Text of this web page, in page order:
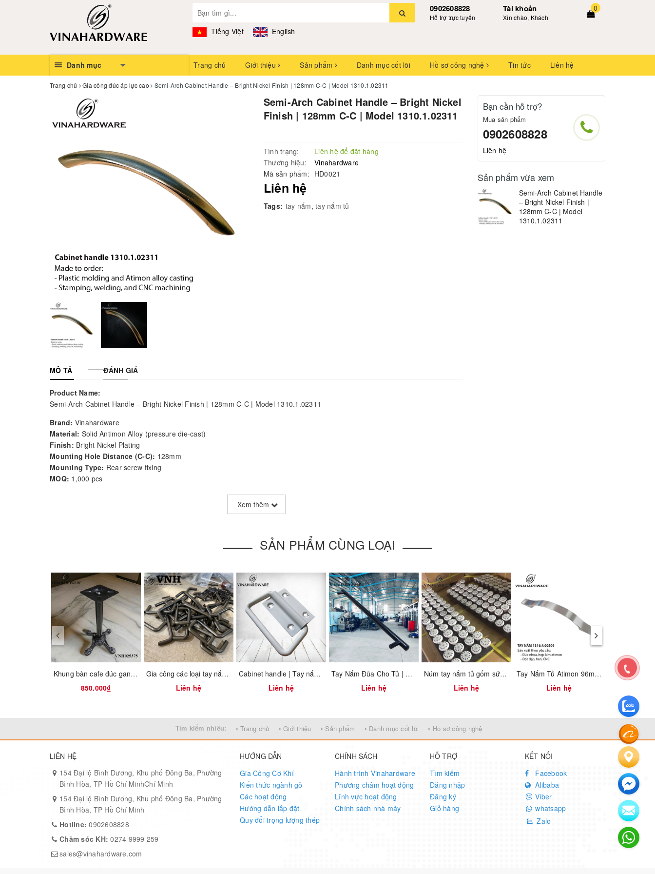
Tiếng Việt English
0902608828
Hỗ trợ trực tuyến
Tài khoản
Xin chào, Khách
0
Danh mục Trang chủ Giới thiệu Sản phẩm Danh mục cốt lõi Hồ sơ công nghệ Tin tức Liên hệ
Trang chủ Gia công đúc áp lực cao Semi-Arch Cabinet Handle – Bright Nickel Finish | 128mm C-C | Model 1310.1.02311
Semi-Arch Cabinet Handle – Bright Nickel
Finish | 128mm C-C | Model 1310.1.02311
Tình trạng:
Liên hệ để đặt hàng
Thương hiệu:
Vinahardware
Mã sản phẩm: HD0021
Liên hệ
Tags: tay nắm, tay nắm tủ
MÔ TẢ ĐÁNH GIÁ
Product Name:
Semi-Arch Cabinet Handle – Bright Nickel Finish | 128mm C-C | Model 1310.1.02311
Brand: Vinahardware
Material: Solid Antimon Alloy (pressure die-cast)
Finish: Bright Nickel Plating
Mounting Hole Distance (C-C): 128mm
Mounting Type: Rear screw fixing
MOQ: 1,000 pcs
Available (custom finish, logo, size, and packaging)
with smooth rounded edges,
nickel coating, it offers a minimalist yet sophisticated touch to contemporary furniture.
Its polished look enhances clean lines, while the ergonomic curvature provides a comfortable grip for frequent use.
Key Features:
Material : Solid antimon alloy for strength and longevity
Finish: Bright nickel – modern, sleek, and resistant to tarnish
Product Specifications:
Item Details
Model No. 1310.1.02311
Material
Surface Finish
Xem thêm
Bạn cần hỗ trợ?
Mua sản phẩm
0902608828
Liên hệ
Sản phẩm vừa xem
Semi-Arch Cabinet Handle
– Bright Nickel Finish |
128mm C-C | Model
1310.1.02311
SẢN PHẨM CÙNG LOẠI
Khung bàn cafe đúc gang Vinahardware
850.000₫
Gia công các loại tay nắm tủ
Liên hệ
Cabinet handle | Tay nắm tủ sơn tĩnh điện trắng HD4060ZH
Liên hệ
Tay Nắm Đũa Cho Tủ | Stick Cabinet Handle
Liên hệ
Núm tay nắm tủ gốm sứ / Ceramic cabinet knobs
Liên hệ
Tay Nắm Tủ Atimon 96mm 1316.4.00509
Liên hệ
Tìm kiếm nhiều: • Trang chủ • Giới thiệu • Sản phẩm • Danh mục cốt lõi • Hồ sơ công nghệ
LIÊN HỆ
154 Đại lộ Bình Dương, Khu phố Đông Ba, Phường
Bình Hòa, TP Hồ Chí MinhChí Minh
154 Đại lộ Bình Dương, Khu phố Đông Ba, Phường
Bình Hòa, TP Hồ Chí Minh
Hotline:0902608828
Chăm sóc KH:0274 9999 259
sales@vinahardware.com
HƯỚNG DẪN
Gia Công Cơ Khí
Kiến thức ngành gỗ
Các hoạt động
Hướng dẫn lắp đặt
Quy đổi trọng lượng thép
CHÍNH SÁCH
Hành trình Vinahardware
Phương châm hoạt động
Lĩnh vực hoạt động
Chính sách nhà máy
HỖ TRỢ
Tìm kiếm
Đăng nhập
Đăng ký
Giỏ hàng
KẾT NỐI
Facebook
Alibaba
Viber
whatsapp
Zalo